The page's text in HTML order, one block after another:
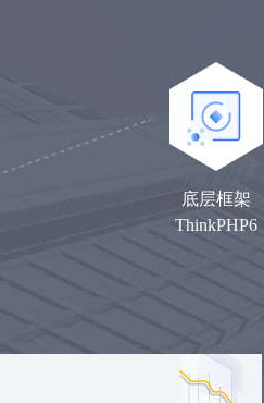
底层框架
ThinkPHP6